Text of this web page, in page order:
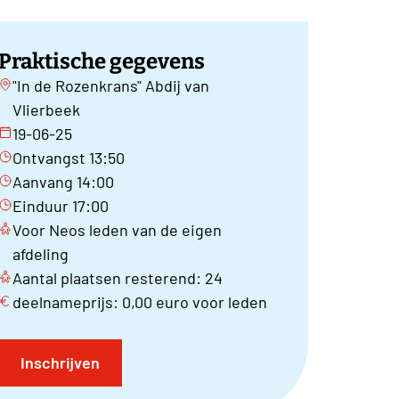
gegevens
"In de Rozenkrans" Abdij van
Vlierbeek
19-06-25
Ontvangst 13:50
Aanvang 14:00
Einduur 17:00
Voor Neos leden van de eigen
afdeling
Aantal plaatsen resterend: 24
deelnameprijs: 0,00 euro voor leden
Inschrijven